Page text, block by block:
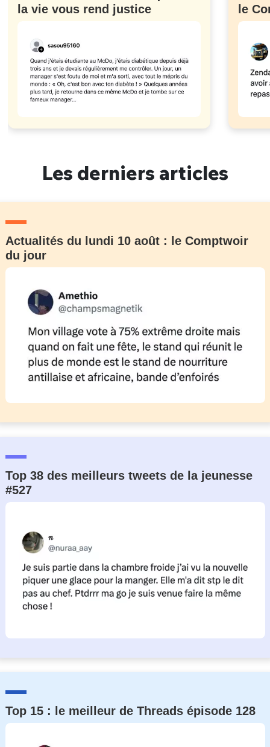
la vie vous rend justice
le
Les derniers articles
Actualités du lundi 10 août : le Comptwoir
du jour
Top 38 des meilleurs tweets de la jeunesse
#527
Top 15 : le meilleur de Threads épisode 128